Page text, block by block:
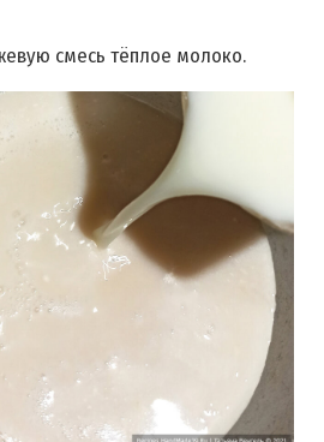
смесь тёплое молоко.